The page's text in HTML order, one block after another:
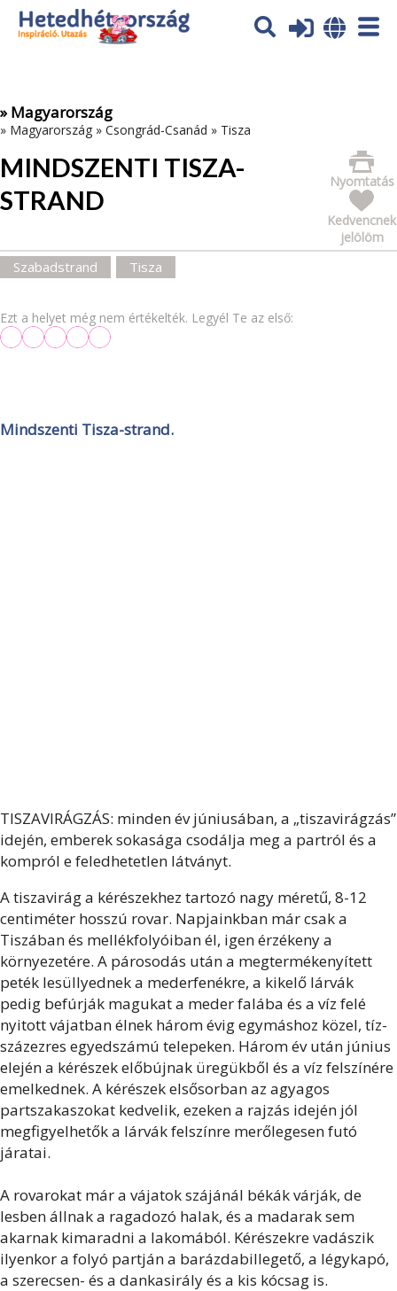
Az oldal sütiket (cookies) használ. További tájékoztatás itt:
Adatvédelmi tájékoztató
» Magyarország
» Magyarország » Csongrád-Csanád » Tisza
MINDSZENTI TISZA-
STRAND
Nyomtatás
Kedvencnek
jelölöm
Szabadstrand Tisza
Ezt a helyet még nem értékelték. Legyél Te az első:
Mindszenti Tisza-strand.
TISZAVIRÁGZÁS: minden év júniusában, a „tiszavirágzás”
idején, emberek sokasága csodálja meg a partról és a
kompról e feledhetetlen látványt.
A tiszavirág a kérészekhez tartozó nagy méretű, 8-12
centiméter hosszú rovar. Napjainkban már csak a
Tiszában és mellékfolyóiban él, igen érzékeny a
környezetére. A párosodás után a megtermékenyített
peték lesüllyednek a mederfenékre, a kikelő lárvák
pedig befúrják magukat a meder falába és a víz felé
nyitott vájatban élnek három évig egymáshoz közel, tíz-
százezres egyedszámú telepeken. Három év után június
elején a kérészek előbújnak üregükből és a víz felszínére
emelkednek. A kérészek elsősorban az agyagos
partszakaszokat kedvelik, ezeken a rajzás idején jól
megfigyelhetők a lárvák felszínre merőlegesen futó
járatai.
A rovarokat már a vájatok szájánál békák várják, de
lesben állnak a ragadozó halak, és a madarak sem
akarnak kimaradni a lakomából. Kérészekre vadászik
ilyenkor a folyó partján a barázdabillegető, a légykapó,
a szerecsen- és a dankasirály és a kis kócsag is.